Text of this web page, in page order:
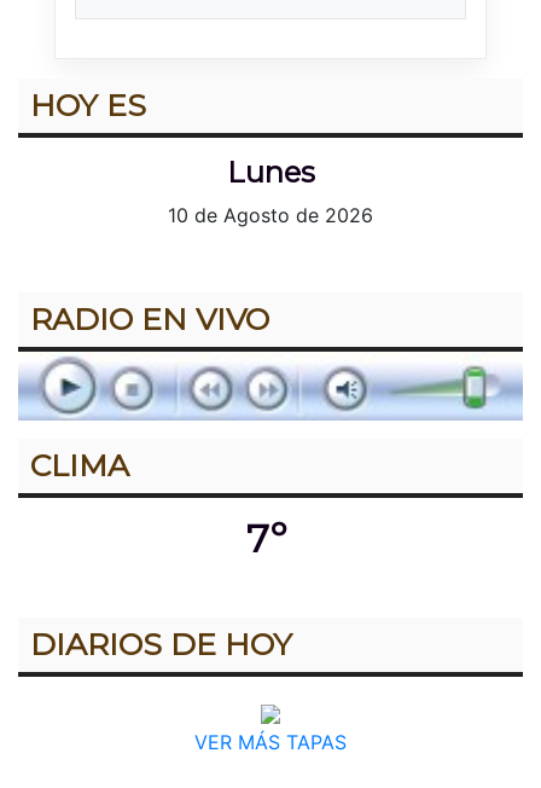
HOY ES
Lunes
10 de Agosto de 2026
RADIO EN VIVO
CLIMA
7º
DIARIOS DE HOY
VER MÁS TAPAS